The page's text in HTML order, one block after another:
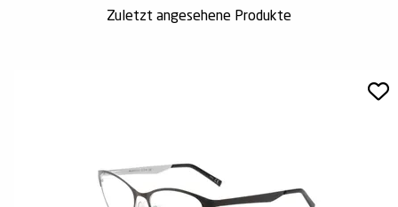
Zuletzt angesehene Produkte